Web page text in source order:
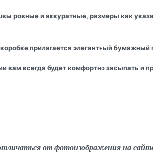
ровные и аккуратные, размеры как
прилагается элегантный бумажный
всегда будет комфортно засыпать и
от фотоизображения на